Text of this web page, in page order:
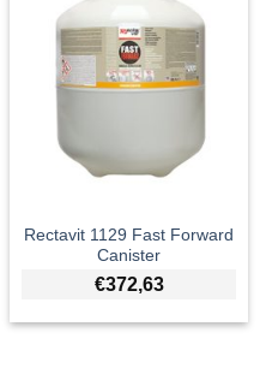
Rectavit 1129 Fast Forward
Canister
€372,63